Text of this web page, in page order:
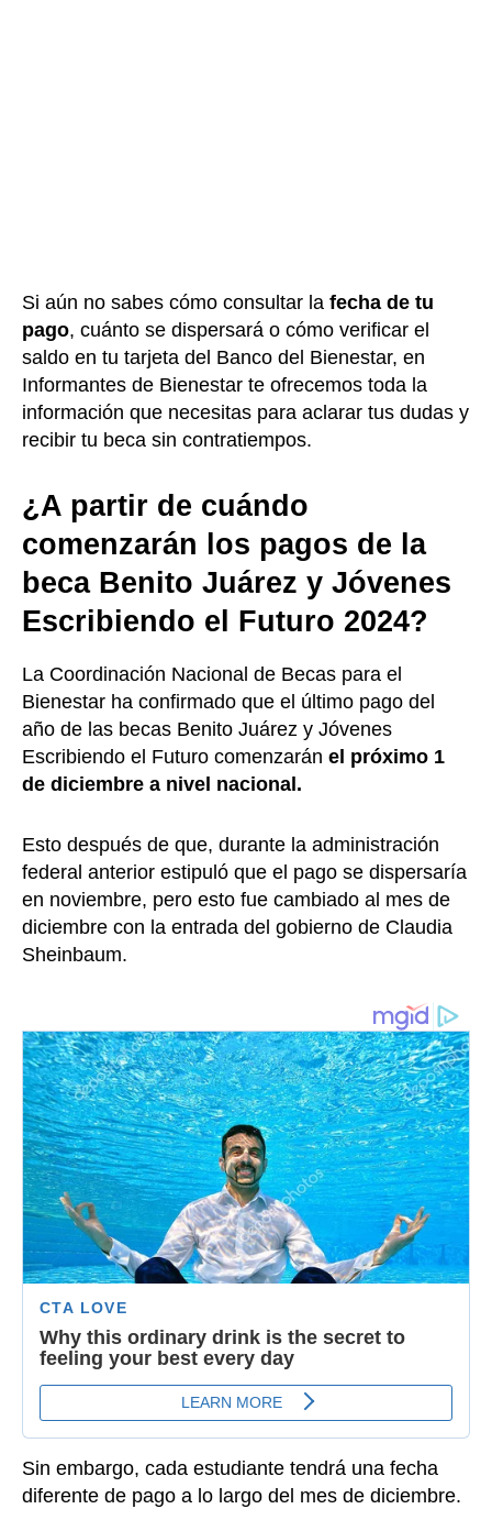
Si aún no sabes cómo consultar la fecha de tu
pago, cuánto se dispersará o cómo verificar el
saldo en tu tarjeta del Banco del Bienestar, en
Informantes de Bienestar te ofrecemos toda la
información que necesitas para aclarar tus dudas y
recibir tu beca sin contratiempos.
¿A partir de cuándo
comenzarán los pagos de la
beca Benito Juárez y Jóvenes
Escribiendo el Futuro 2024?
La Coordinación Nacional de Becas para el
Bienestar ha confirmado que el último pago del
año de las becas Benito Juárez y Jóvenes
Escribiendo el Futuro comenzarán el próximo 1
de diciembre a nivel nacional.
Esto después de que, durante la administración
federal anterior estipuló que el pago se dispersaría
en noviembre, pero esto fue cambiado al mes de
diciembre con la entrada del gobierno de Claudia
Sheinbaum.
Sin embargo, cada estudiante tendrá una fecha
diferente de pago a lo largo del mes de diciembre.